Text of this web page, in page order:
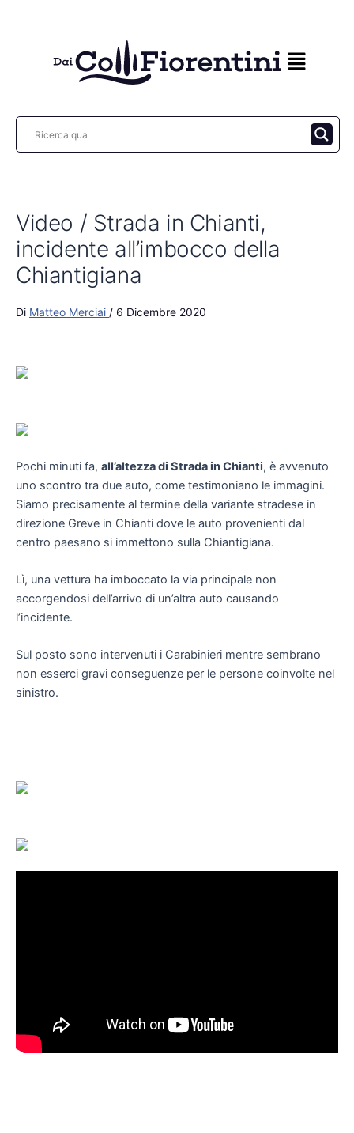
Video / Strada in Chianti,
incidente all’imbocco della
Chiantigiana
Di Matteo Merciai / 6 Dicembre 2020
Pochi minuti fa, all’altezza di Strada in Chianti, è avvenuto
uno scontro tra due auto, come testimoniano le immagini.
Siamo precisamente al termine della variante stradese in
direzione Greve in Chianti dove le auto provenienti dal
centro paesano si immettono sulla Chiantigiana.
Lì, una vettura ha imboccato la via principale non
accorgendosi dell’arrivo di un’altra auto causando
l’incidente.
Sul posto sono intervenuti i Carabinieri mentre sembrano
non esserci gravi conseguenze per le persone coinvolte nel
sinistro.